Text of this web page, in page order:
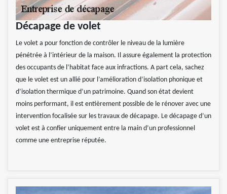
Décapage de volet
Le volet a pour fonction de contrôler le niveau de la lumière
pénétrée à l’intérieur de la maison. Il assure également la protection
des occupants de l’habitat face aux infractions. A part cela, sachez
que le volet est un allié pour l’amélioration d’isolation phonique et
d’isolation thermique d’un patrimoine. Quand son état devient
moins performant, il est entièrement possible de le rénover avec une
intervention focalisée sur les travaux de décapage. Le décapage d’un
volet est à confier uniquement entre la main d’un professionnel
comme une entreprise réputée.